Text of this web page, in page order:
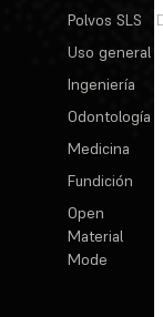
Polvos SLS
Uso general
Ingeniería
Odontología
Medicina
Fundición
Open
Material
Mode